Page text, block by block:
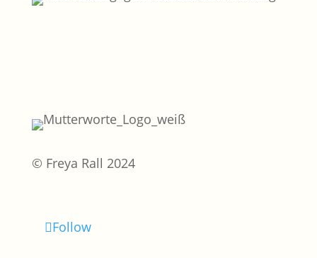
© Freya Rall 2024
Follow